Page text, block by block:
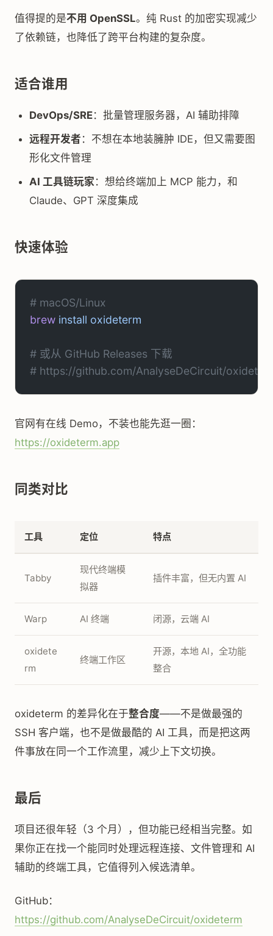
值得提的是不用 OpenSSL。纯 Rust 的加密实现减少
了依赖链，也降低了跨平台构建的复杂度。
适合谁用
DevOps/SRE：批量管理服务器，AI 辅助排障
远程开发者 ：不想在本地装臃肿 IDE，但又需要图
形化文件管理
AI 工具链玩家：想给终端加上 MCP 能力，和
Claude、GPT 深度集成
快速体验
# macOS/Linux
brew install oxideterm
# 或从 GitHub Releases 下载
# https://github.com/AnalyseDeCircuit/
官网有在线 Demo，不装也能先逛一圈：
https://oxideterm.app
同类对比
工具 定位 特点
Tabby
现代终端模
拟器
插件丰富，但无内置 AI
Warp AI 终端 闭源，云端 AI
oxidete
rm
终端工作区
开源，本地 AI，全功能
整合
oxideterm 的差异化在于整合度——不是做最强的
SSH 客户端，也不是做最酷的 AI 工具，而是把这两
件事放在同一个工作流里，减少上下文切换。
最后
项目还很年轻（3 个月），但功能已经相当完整。如
果你正在找一个能同时处理远程连接、文件管理和 AI
辅助的终端工具，它值得列入候选清单。
GitHub：
https://github.com/AnalyseDeCircuit/oxideterm